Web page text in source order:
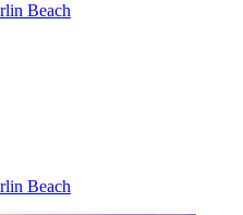
Beach
Beach